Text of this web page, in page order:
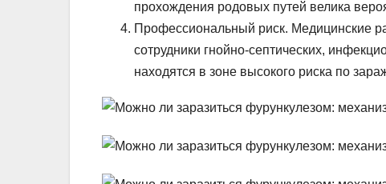
прохождения родовых путей велика
Профессиональный риск. Медицинские
сотрудники гнойно-септических,
находятся в зоне высокого риска по